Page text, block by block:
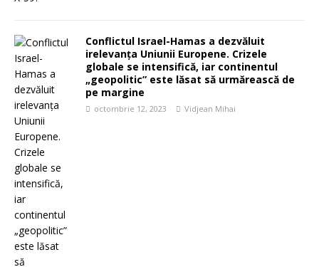
Conflictul Israel-Hamas a dezvăluit
irelevanța Uniunii Europene. Crizele
globale se intensifică, iar continentul
„geopolitic” este lăsat să urmărească de
pe margine
octombrie 12, 2023 Vidjean Mihai